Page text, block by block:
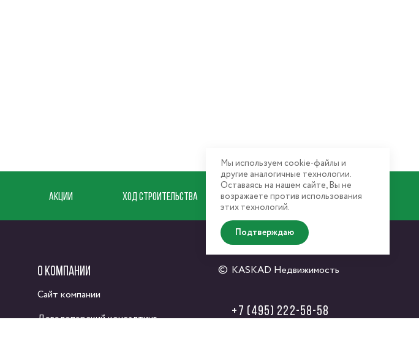
Мы используем cookie-файлы и
другие аналогичные технологии.
Оставаясь на нашем сайте, Вы не
возражаете против использования
этих технологий.
Подтверждаю
АКЦИИ ХОД СТРОИТЕЛЬСТВА РАСПОЛОЖЕНИЕ
О КОМПАНИИ
Сайт компании
Девелоперский консалтинг
KASKAD Недвижимость
+7 (495) 222-58-58